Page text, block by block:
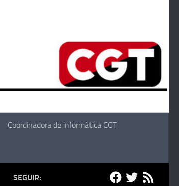
Coordinadora de informática CGT
SEGUIR: